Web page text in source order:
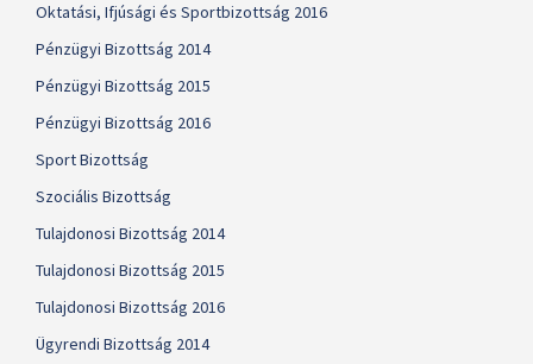
Oktatási, Ifjúsági és Sportbizottság 2016
Pénzügyi Bizottság 2014
Pénzügyi Bizottság 2015
Pénzügyi Bizottság 2016
Sport Bizottság
Szociális Bizottság
Tulajdonosi Bizottság 2014
Tulajdonosi Bizottság 2015
Tulajdonosi Bizottság 2016
Ügyrendi Bizottság 2014